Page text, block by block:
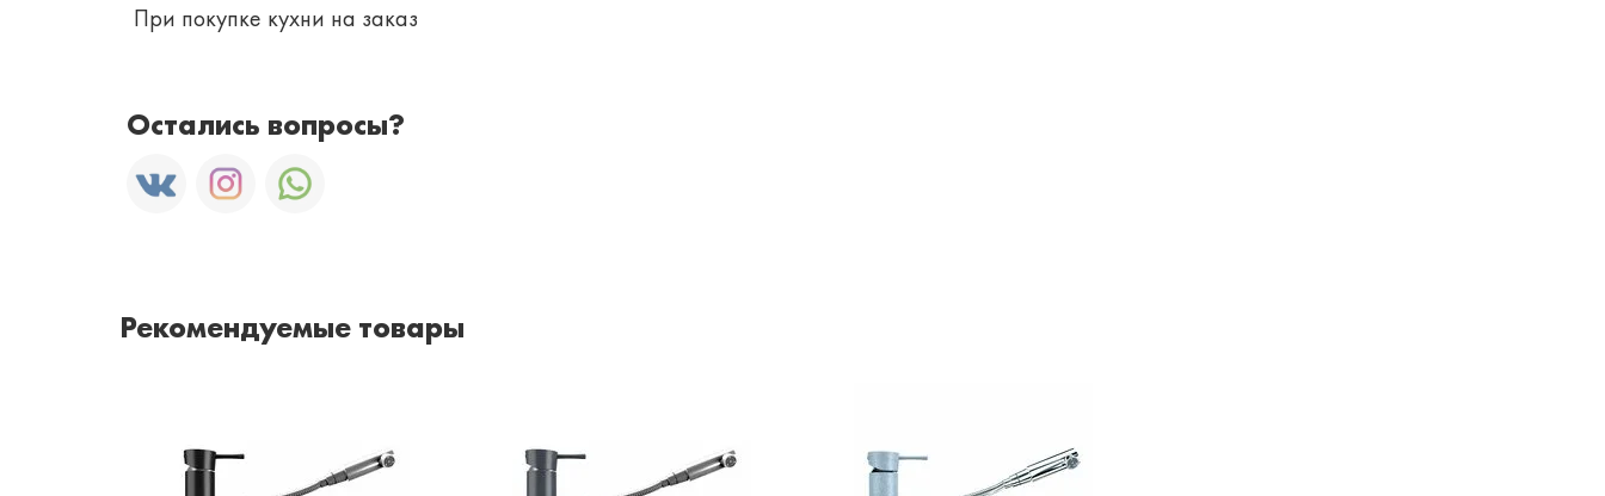
При покупке кухни на заказ
Остались вопросы?
Рекомендуемые товары